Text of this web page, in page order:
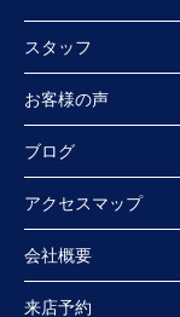
スタッフ
お客様の声
ブログ
アクセスマップ
会社概要
来店予約